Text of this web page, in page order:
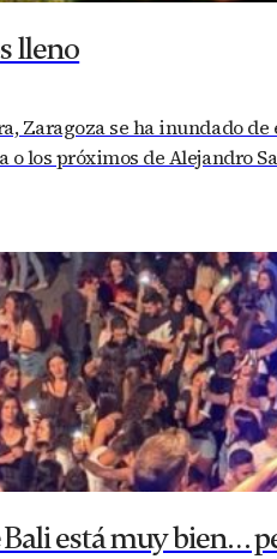
lleno
Zaragoza se ha inundado
o los próximos de Alejandro
Bali está muy bien…